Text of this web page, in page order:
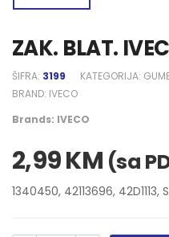
ZAK. BLAT.
ŠIFRA: 3199 KATEGORIJA:
BRAND: IVECO
Brands: IVECO
2,99KM (sa
1340450, 42113696, 42D1113,